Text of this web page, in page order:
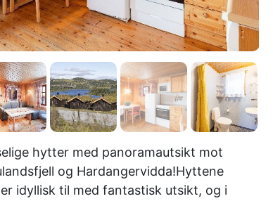
hytter med panoramautsikt mot
og Hardangervidda!Hyttene
idyllisk til med fantastisk utsikt, og i